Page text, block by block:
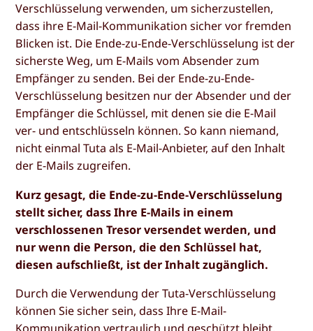
Verschlüsselung verwenden, um sicherzustellen,
dass ihre E-Mail-Kommunikation sicher vor fremden
Blicken ist. Die Ende-zu-Ende-Verschlüsselung ist der
sicherste Weg, um E-Mails vom Absender zum
Empfänger zu senden. Bei der Ende-zu-Ende-
Verschlüsselung besitzen nur der Absender und der
Empfänger die Schlüssel, mit denen sie die E-Mail
ver- und entschlüsseln können. So kann niemand,
nicht einmal Tuta als E-Mail-Anbieter, auf den Inhalt
der E-Mails zugreifen.
Kurz gesagt, die Ende-zu-Ende-Verschlüsselung
stellt sicher, dass Ihre E-Mails in einem
verschlossenen Tresor versendet werden, und
nur wenn die Person, die den Schlüssel hat,
diesen aufschließt, ist der Inhalt zugänglich.
Durch die Verwendung der Tuta-Verschlüsselung
können Sie sicher sein, dass Ihre E-Mail-